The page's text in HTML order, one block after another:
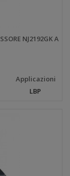
NJ2192GK A
Applicazioni
LBP